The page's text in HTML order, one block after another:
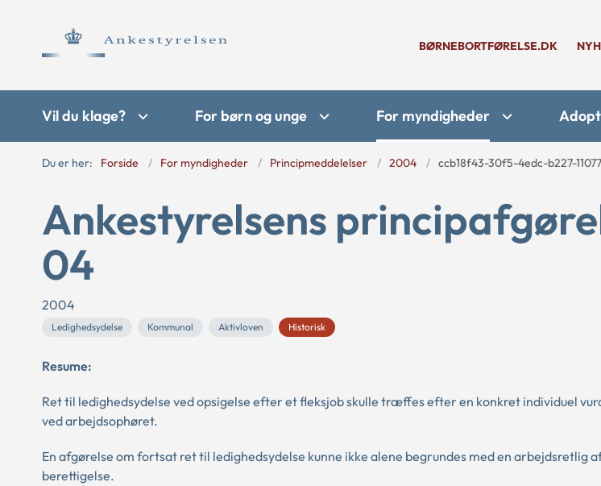
BØRNEBORTFØRELSE.DK
Vil du klage? For børn og unge For myndigheder
Du er her: Forside For myndigheder Principmeddelelser 2004 ccb18f43-30f5-4edc-b227-
Ankestyrelsens
04
2004
Ledighedsydelse Kommunal Aktivloven Historisk
Resume:
Ret til ledighedsydelse ved opsigelse efter et fleksjob skulle træffes efter en konkret individuel
ved arbejdsophøret.
En afgørelse om fortsat ret til ledighedsydelse kunne ikke alene begrundes med en arbejdsretlig
berettigelse.